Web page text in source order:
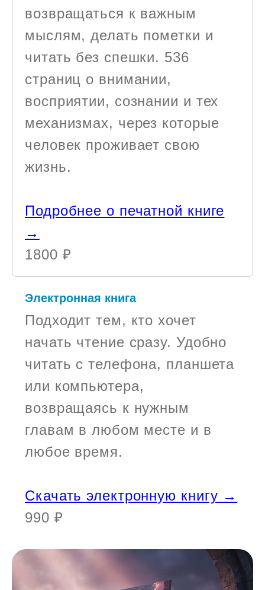
возвращаться к важным
мыслям, делать пометки и
читать без спешки. 536
страниц о внимании,
восприятии, сознании и тех
механизмах, через которые
человек проживает свою
жизнь.
Подробнее о печатной книге
→
1800 ₽
Электронная книга
Подходит тем, кто хочет
начать чтение сразу. Удобно
читать с телефона, планшета
или компьютера,
возвращаясь к нужным
главам в любом месте и в
любое время.
Скачать электронную книгу →
990 ₽